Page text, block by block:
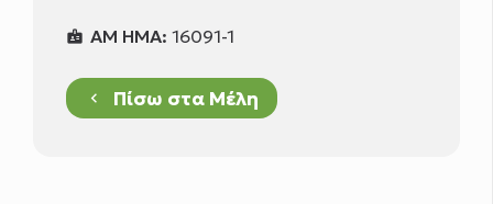
badge ΑΜ ΗΜΑ:16091-1
keyboard_arrow_left Πίσω στα Μέλη